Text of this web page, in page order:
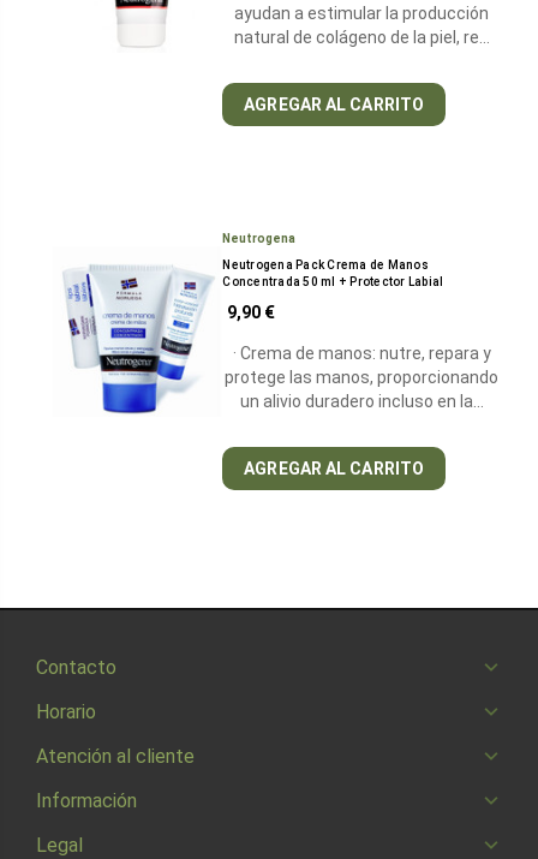
ayudan a estimular la producción
natural de colágeno de la piel, re…
AGREGAR AL CARRITO
Neutrogena
Neutrogena Pack Crema de Manos
Concentrada 50 ml + Protector Labial
9,90 €
· Crema de manos: nutre, repara y
protege las manos, proporcionando
un alivio duradero incluso en la…
AGREGAR AL CARRITO
Contacto
Horario
Atención al cliente
Información
Legal